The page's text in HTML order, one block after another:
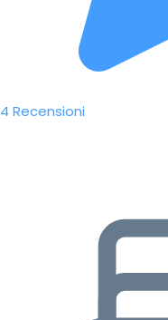
4 Recensioni